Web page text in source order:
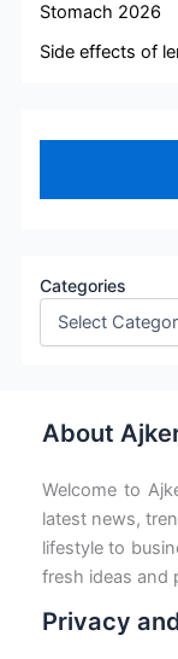
Stomach 2026
Side effects of
Categories
About
Welcome to
latest news,
lifestyle to
fresh ideas and
Privacy